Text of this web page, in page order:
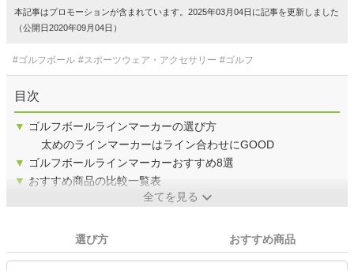
本記事はプロモーションが含まれています。2025年03月04日に記事を更新しました
（公開日2020年09月04日）
#ゴルフボール #スポーツウェア・アクセサリー #ゴルフ
目次
▼ ゴルフボールラインマーカーの選び方
太めのラインマーカーはライン合わせにGOOD
▼ ゴルフボールラインマーカーおすすめ8選
▼ おすすめ商品の比較一覧表
全てを見る
選び方 おすすめ商品